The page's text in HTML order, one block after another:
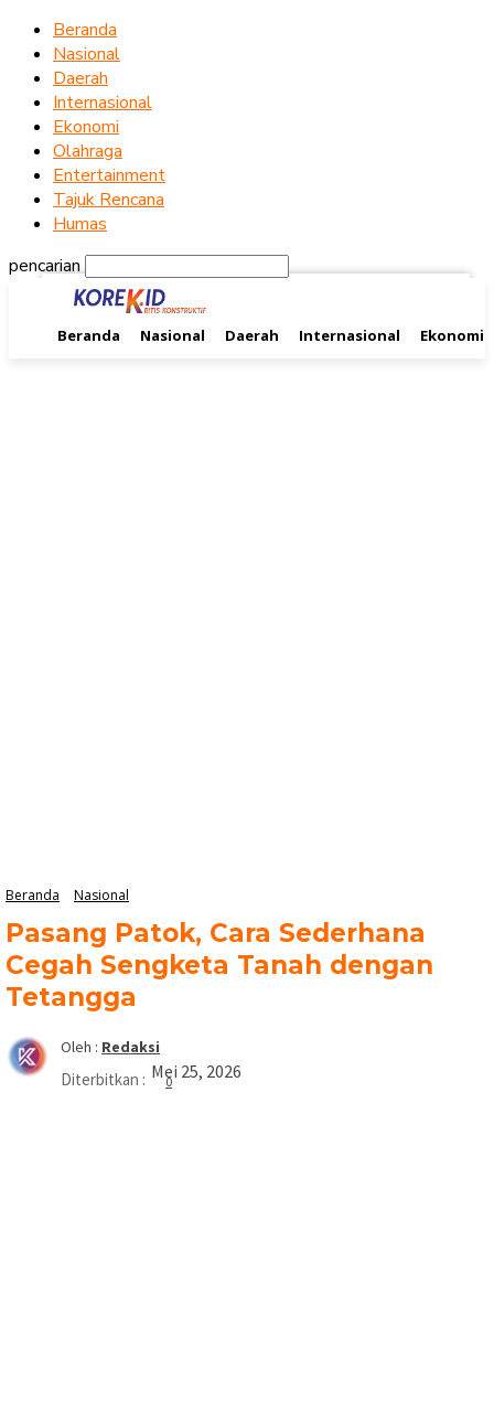
Beranda
Nasional
Daerah
Internasional
Ekonomi
Olahraga
Entertainment
Tajuk Rencana
Humas
pencarian
Beranda Nasional Daerah Internasional Ekonomi
Beranda Nasional
Pasang Patok, Cara Sederhana
Cegah Sengketa Tanah dengan
Tetangga
Oleh : Redaksi
0
Diterbitkan : Mei 25, 2026